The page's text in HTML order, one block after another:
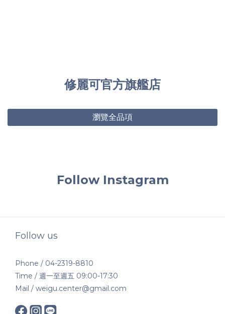
修麗可官方旗艦店
瀏覽全品項
Follow Instagram
Follow us
Phone / 04-2319-8810
Time / 週一至週五 09:00-17:30
Mail / weigu.center@gmail.com